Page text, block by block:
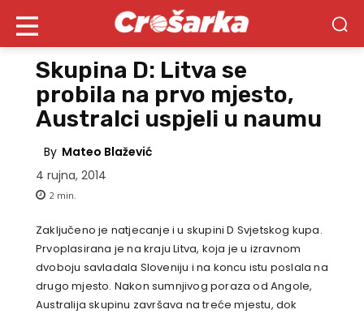
Skupina D: Litva se
probila na prvo mjesto,
Australci uspjeli u naumu
By Mateo Blažević
4 rujna, 2014
2 min.
Zaključeno je natjecanje i u skupini D Svjetskog kupa.
Prvoplasirana je na kraju Litva, koja je u izravnom
dvoboju savladala Sloveniju i na koncu istu poslala na
drugo mjesto. Nakon sumnjivog poraza od Angole,
Australija skupinu završava na treće mjestu, dok